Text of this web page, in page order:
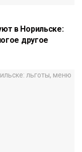
в Норильске:
другое